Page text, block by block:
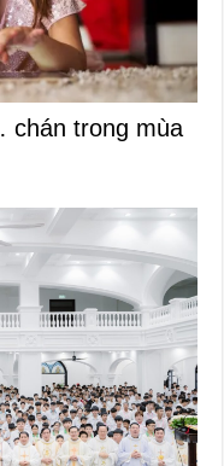
chán trong mùa